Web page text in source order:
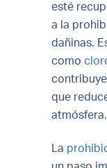
esté
a la
dañinas.
como
que
atmósfera.
La